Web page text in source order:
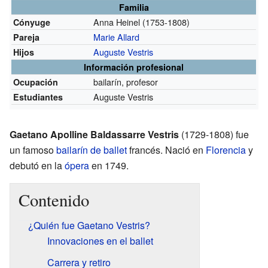
Familia
Cónyuge
Anna Heinel (1753-1808)
Pareja Marie Allard
Hijos Auguste Vestris
Información profesional
Ocupación
bailarín, profesor
Estudiantes Auguste Vestris
Gaetano Apolline Baldassarre Vestris (1729-1808) fue
un famosobailarín de balletfrancés. Nació en Florenciay
debutó en laóperaen 1749.
Contenido
¿Quién fue Gaetano Vestris?
Innovaciones en el ballet
Carrera y retiro